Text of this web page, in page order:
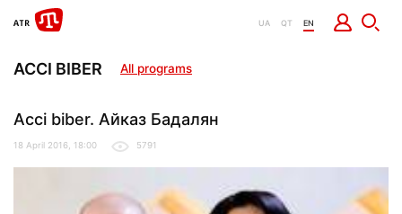
UA QT EN
ACCI BIBER All programs
Acci biber. Айказ Бадалян
18 April 2016, 18:00 5791